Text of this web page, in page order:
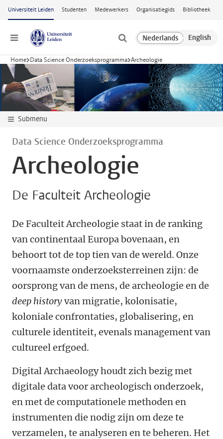
Ga naar hoofdinhoud
Universiteit Leiden Studenten Medewerkers Organisatiegids Bibliotheek
Menu
Home Data Science Onderzoeksprogramma Archeologie
Submenu
Data Science Onderzoeksprogramma
Archeologie
De Faculteit Archeologie
De Faculteit Archeologie staat in de ranking
van continentaal Europa bovenaan, en
behoort tot de top tien van de wereld. Onze
voornaamste onderzoeksterreinen zijn: de
oorsprong van de mens, de archeologie en de
deep historyvan migratie, kolonisatie,
koloniale confrontaties, globalisering, en
culturele identiteit, evenals management van
cultureel erfgoed.
Digital Archaeology houdt zich bezig met
digitale data voor archeologisch onderzoek,
en met de computationele methoden en
instrumenten die nodig zijn om deze te
verzamelen, te analyseren en te beheren. Het